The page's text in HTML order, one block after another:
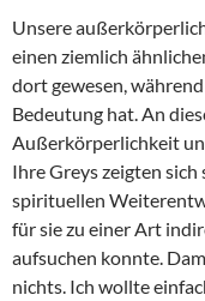
Unsere
einen ziemlich
dort gewesen,
Bedeutung hat. An
Außerkörperlichkeit
Ihre Greys zeigten
spirituellen
für sie zu einer Art
aufsuchen konnte.
nichts. Ich wollte